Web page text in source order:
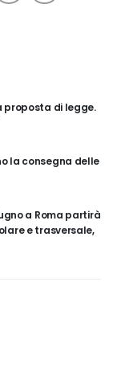
proposta di legge.
la consegna delle
a Roma partirà
e trasversale,